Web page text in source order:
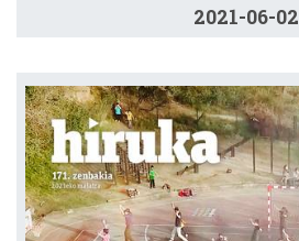
2021-06-02